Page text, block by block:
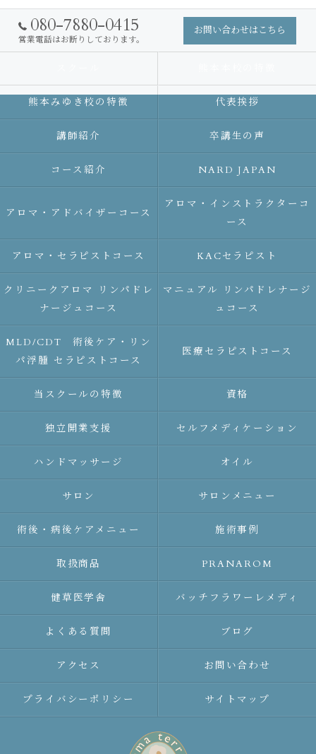
080-7880-0415
営業電話はお断りしております。
お問い合わせはこちら
熊本みゆき校の特徴 代表挨拶
講師紹介 卒講生の声
コース紹介 NARD JAPAN
アロマ・アドバイザーコース
アロマ・インストラクターコ
ース
アロマ・セラピストコース KACセラピスト
クリニークアロマ リンパドレ
ナージュコース
マニュアル リンパドレナージ
ュコース
MLD/CDT 術後ケア・リン
パ浮腫 セラピストコース
医療セラピストコース
当スクールの特徴 資格
独立開業支援 セルフメディケーション
ハンドマッサージ オイル
サロン サロンメニュー
術後・病後ケアメニュー 施術事例
取扱商品 PRANAROM
健草医学舎 バッチフラワーレメディ
よくある質問 ブログ
アクセス お問い合わせ
プライバシーポリシー サイトマップ